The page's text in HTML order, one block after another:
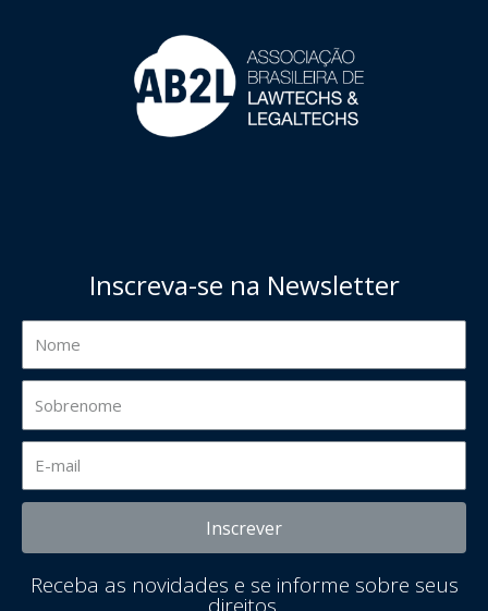
Inscreva-se na Newsletter
Inscrever
Receba as novidades e se informe sobre seus